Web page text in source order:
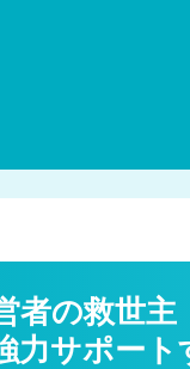
者の救世
力サポー